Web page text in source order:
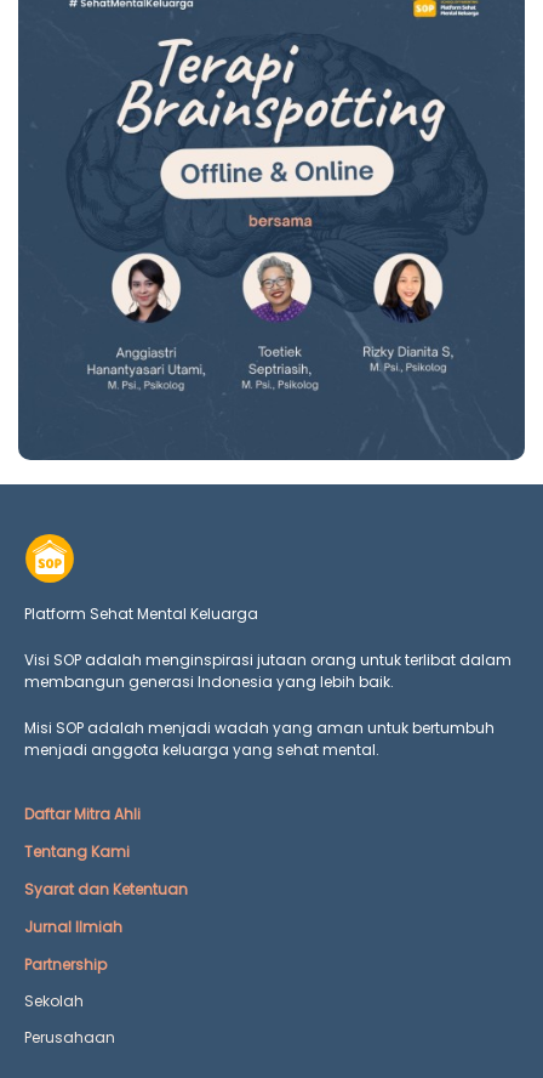
Platform Sehat Mental Keluarga
Visi SOP adalah menginspirasi jutaan orang untuk terlibat dalam
membangun generasi Indonesia yang lebih baik.
Misi SOP adalah menjadi wadah yang aman untuk bertumbuh
menjadi anggota keluarga yang sehat mental.
Daftar Mitra Ahli
Tentang Kami
Syarat dan Ketentuan
Jurnal Ilmiah
Partnership
Sekolah
Perusahaan